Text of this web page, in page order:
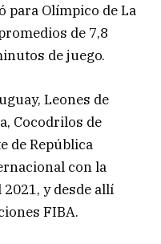
para Olímpico de La
de 7,8
de juego.
Leones de
Cocodrilos de
de República
con la
y desde allí
FIBA.